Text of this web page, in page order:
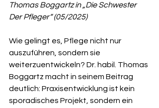
Thomas Boggartz in „Die Schwester
Der Pfleger“ (05/2025)
Wie gelingt es, Pflege nicht nur
auszuführen, sondern sie
weiterzuentwickeln? Dr. habil. Thomas
Boggartz macht in seinem Beitrag
deutlich: Praxisentwicklung ist kein
sporadisches Projekt, sondern ein